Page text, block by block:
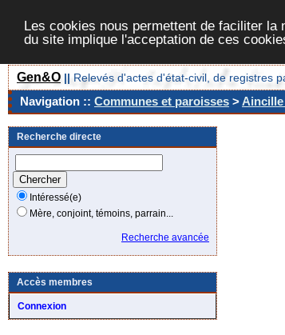
Les cookies nous permettent de faciliter
du site implique l'acceptation de ces
Gen&O || Relevés d'actes d'état-civil, de registres
Navigation :: Communes et paroisses >
Recherche directe
Intéressé(e)
Mère, conjoint, témoins, parrain...
Recherche avancée
Accès membres
Connexion